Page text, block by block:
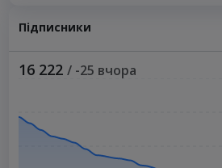
Підписники
16 222 / -25 вчора